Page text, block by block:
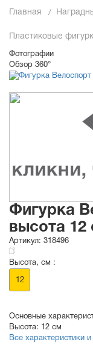
Главная
Пластиковые
Фотографии
Обзор 360°
Фигурка
высота 12
Артикул: 318496
Высота, см :
12
Основные
Высота: 12 см
Все характеристики и